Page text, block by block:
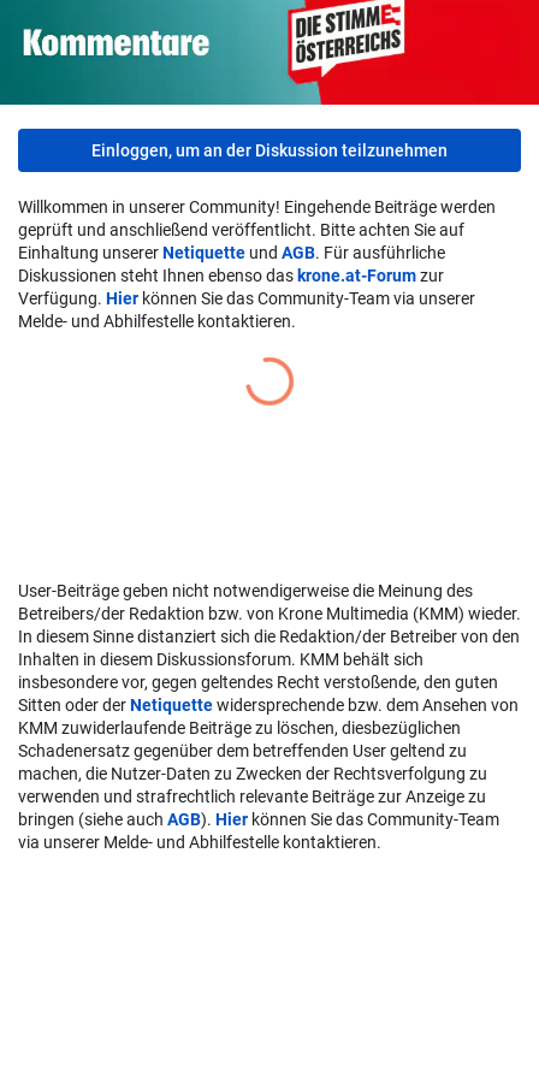
Einloggen, um an der Diskussion teilzunehmen
Willkommen in unserer Community! Eingehende Beiträge werden
geprüft und anschließend veröffentlicht. Bitte achten Sie auf
Einhaltung unsererNetiquette und AGB. Für ausführliche
Diskussionen steht Ihnen ebenso das krone.at-Forumzur
Verfügung. Hier können Sie das Community-Team via unserer
Melde- und Abhilfestelle kontaktieren.
User-Beiträge geben nicht notwendigerweise die Meinung des
Betreibers/der Redaktion bzw. von Krone Multimedia (KMM) wieder.
In diesem Sinne distanziert sich die Redaktion/der Betreiber von den
Inhalten in diesem Diskussionsforum. KMM behält sich
insbesondere vor, gegen geltendes Recht verstoßende, den guten
Sitten oder derNetiquettewidersprechende bzw. dem Ansehen von
KMM zuwiderlaufende Beiträge zu löschen, diesbezüglichen
Schadenersatz gegenüber dem betreffenden User geltend zu
machen, die Nutzer-Daten zu Zwecken der Rechtsverfolgung zu
verwenden und strafrechtlich relevante Beiträge zur Anzeige zu
bringen (siehe auch AGB). Hier können Sie das Community-Team
via unserer Melde- und Abhilfestelle kontaktieren.